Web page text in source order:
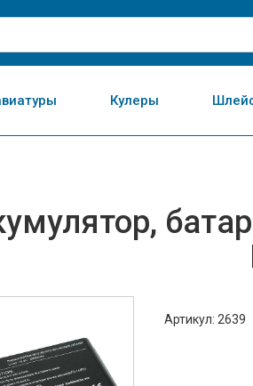
Кулеры
Артикул: 2639